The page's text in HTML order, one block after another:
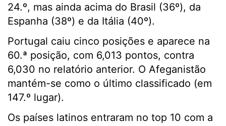
24.º, mas ainda acima do Brasil (36º), da
Espanha (38º) e da Itália (40º).
Portugal caiu cinco posições e aparece na
60.ª posição, com 6,013 pontos, contra
6,030 no relatório anterior. O Afeganistão
mantém-se como o último classificado (em
147.º lugar).
Os países latinos entraram no top 10 com a